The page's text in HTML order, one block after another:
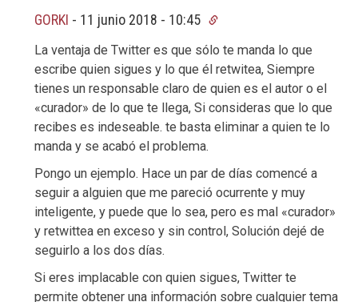
GORKI - 11 junio 2018 - 10:45
La ventaja de Twitter es que sólo te manda lo que
escribe quien sigues y lo que él retwitea, Siempre
tienes un responsable claro de quien es el autor o el
«curador» de lo que te llega, Si consideras que lo que
recibes es indeseable. te basta eliminar a quien te lo
manda y se acabó el problema.
Pongo un ejemplo. Hace un par de días comencé a
seguir a alguien que me pareció ocurrente y muy
inteligente, y puede que lo sea, pero es mal «curador»
y retwittea en exceso y sin control, Solución dejé de
seguirlo a los dos días.
Si eres implacable con quien sigues, Twitter te
permite obtener una información sobre cualquier tema